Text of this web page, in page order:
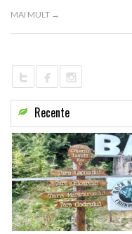
MAI MULT →
Recente